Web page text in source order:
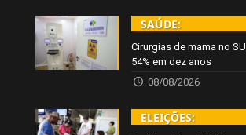
SAÚDE:
Cirurgias de mama no
54% em dez anos
08/08/2026
ELEIÇÕES: